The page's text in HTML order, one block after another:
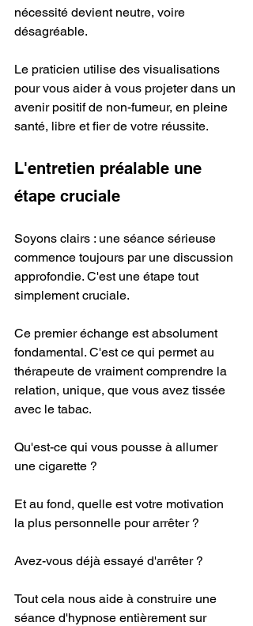
nécessité devient neutre, voire
désagréable.
Le praticien utilise des visualisations
pour vous aider à vous projeter dans un
avenir positif de non-fumeur, en pleine
santé, libre et fier de votre réussite.
L'entretien préalable une
étape cruciale
Soyons clairs : une séance sérieuse
commence toujours par une discussion
approfondie. C'est une étape tout
simplement cruciale.
Ce premier échange est absolument
fondamental. C'est ce qui permet au
thérapeute de vraiment comprendre la
relation, unique, que vous avez tissée
avec le tabac.
Qu'est-ce qui vous pousse à allumer
une cigarette ?
Et au fond, quelle est votre motivation
la plus personnelle pour arrêter ?
Avez-vous déjà essayé d'arrêter ?
Tout cela nous aide à construire une
séance d'hypnose entièrement sur